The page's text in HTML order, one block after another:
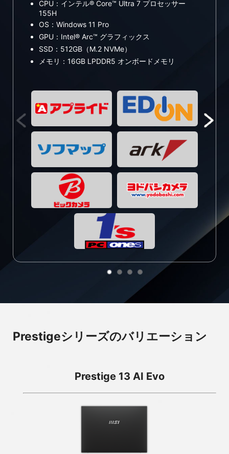
CPU：インテル® Core™ Ultra 7 プロセッサー
155H
OS：Windows 11 Pro
GPU：Intel® Arc™ グラフィックス
SSD：512GB（M.2 NVMe）
メモリ：16GB LPDDR5 オンボードメモリ
Prestigeシリーズのバリエーション
Prestige 13 AI Evo